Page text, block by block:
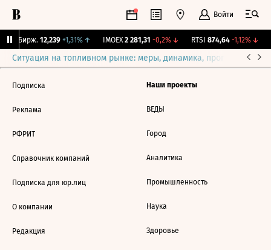
Войти
CNY Бирж. 12,239 +1,31%↑ IMOEX 2 281,31 -0,2%↓ RTSI 874,64 -1,12%↓
Ситуация на топливном рынке: меры, динамика, прогнозы
Подписка
Реклама
РФРИТ
Справочник компаний
Подписка для юр.лиц
О компании
Редакция
Наши проекты
ВЕДЫ
Город
Аналитика
Промышленность
Наука
Здоровье